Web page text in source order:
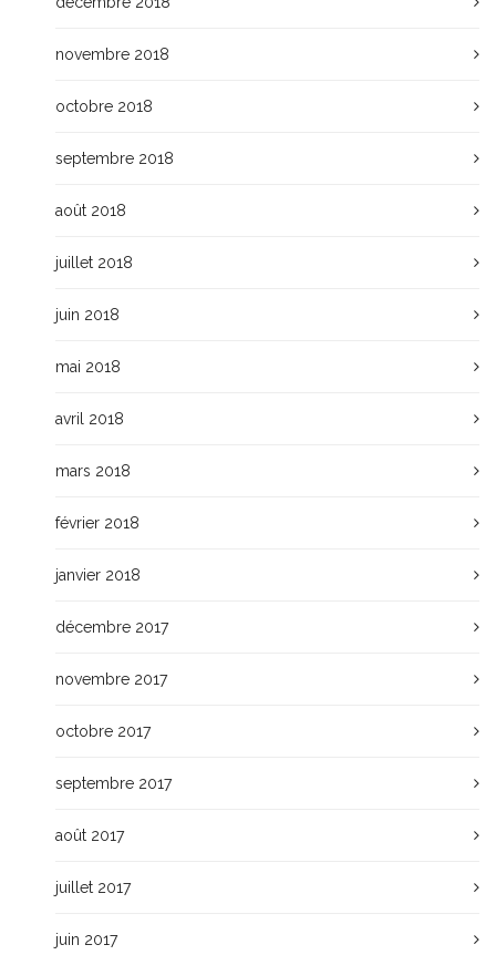
novembre 2018
octobre 2018
septembre 2018
août 2018
juillet 2018
juin 2018
mai 2018
avril 2018
mars 2018
février 2018
janvier 2018
décembre 2017
novembre 2017
octobre 2017
septembre 2017
août 2017
juillet 2017
juin 2017